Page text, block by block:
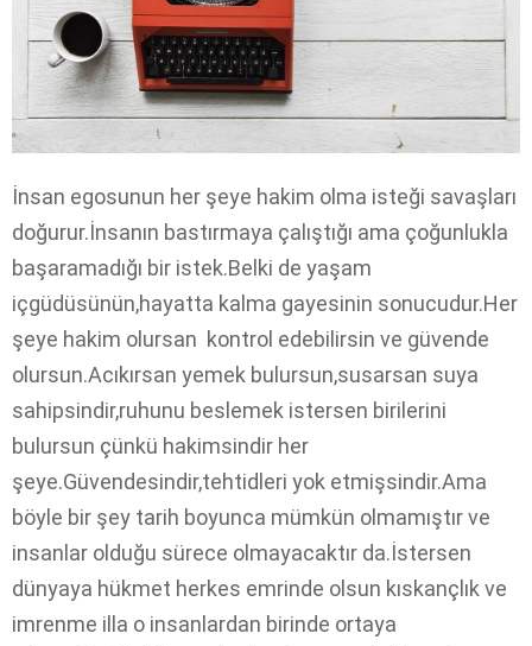
İnsan egosunun her şeye hakim olma isteği savaşları
doğurur.İnsanın bastırmaya çalıştığı ama çoğunlukla
başaramadığı bir istek.Belki de yaşam
içgüdüsünün,hayatta kalma gayesinin sonucudur.Her
şeye hakim olursan kontrol edebilirsin ve güvende
olursun.Acıkırsan yemek bulursun,susarsan suya
sahipsindir,ruhunu beslemek istersen birilerini
bulursun çünkü hakimsindir her
şeye.Güvendesindir,tehtidleri yok etmişsindir.Ama
böyle bir şey tarih boyunca mümkün olmamıştır ve
insanlar olduğu sürece olmayacaktır da.İstersen
dünyaya hükmet herkes emrinde olsun kıskançlık ve
imrenme illa o insanlardan birinde ortaya